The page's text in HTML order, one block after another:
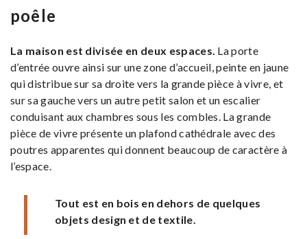
poêle
La maison est divisée en deux espaces. La porte
d’entrée ouvre ainsi sur une zone d’accueil, peinte en jaune
qui distribue sur sa droite vers la grande pièce à vivre, et
sur sa gauche vers un autre petit salon et un escalier
conduisant aux chambres sous les combles. La grande
pièce de vivre présente un plafond cathédrale avec des
poutres apparentes qui donnent beaucoup de caractère à
l’espace.
Tout est en bois en dehors de quelques
objets design et de textile.